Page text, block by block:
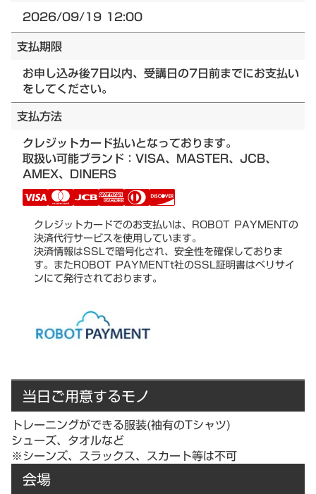
2026/09/19 12:00
支払期限
お申し込み後7日以内、受講日の7日前までにお支払い
をしてください。
支払方法
クレジットカード払いとなっております。
取扱い可能ブランド：VISA、MASTER、JCB、
AMEX、DINERS
クレジットカードでのお支払いは、ROBOT PAYMENTの
決済代行サービスを使用しています。
決済情報はSSLで暗号化され、安全性を確保しておりま
す。またROBOT PAYMENTt社のSSL証明書はベリサイ
ンにて発行されております。
当日ご用意するモノ
トレーニングができる服装(袖有のTシャツ)
シューズ、タオルなど
※シーンズ、スラックス、スカート等は不可
会場